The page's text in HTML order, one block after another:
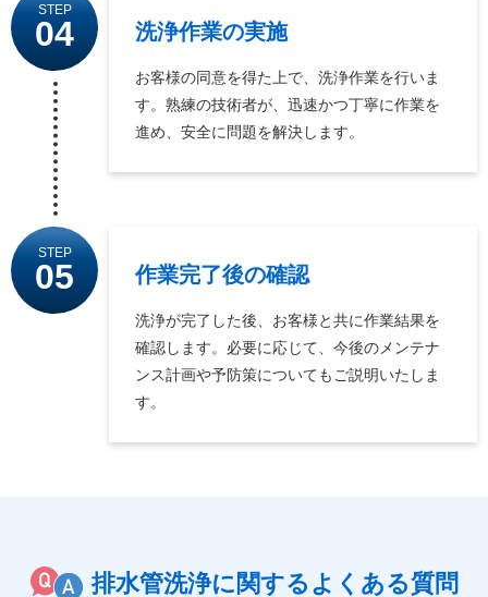
STEP
04 洗浄作業の実施
お客様の同意を得た上で、洗浄作業を行いま
す。熟練の技術者が、迅速かつ丁寧に作業を
進め、安全に問題を解決します。
STEP
05 作業完了後の確認
洗浄が完了した後、お客様と共に作業結果を
確認します。必要に応じて、今後のメンテナ
ンス計画や予防策についてもご説明いたしま
す。
排水管洗浄に関するよくある質問